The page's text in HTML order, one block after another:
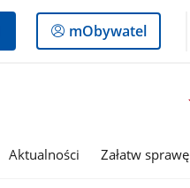
Logowanie
do
mObywatel
Aktualności Załatw sprawę